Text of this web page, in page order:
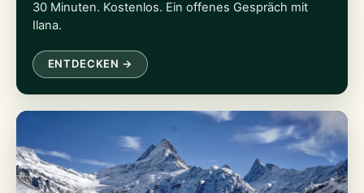
30 Minuten. Kostenlos. Ein offenes Gespräch mit
Ilana.
ENTDECKEN →